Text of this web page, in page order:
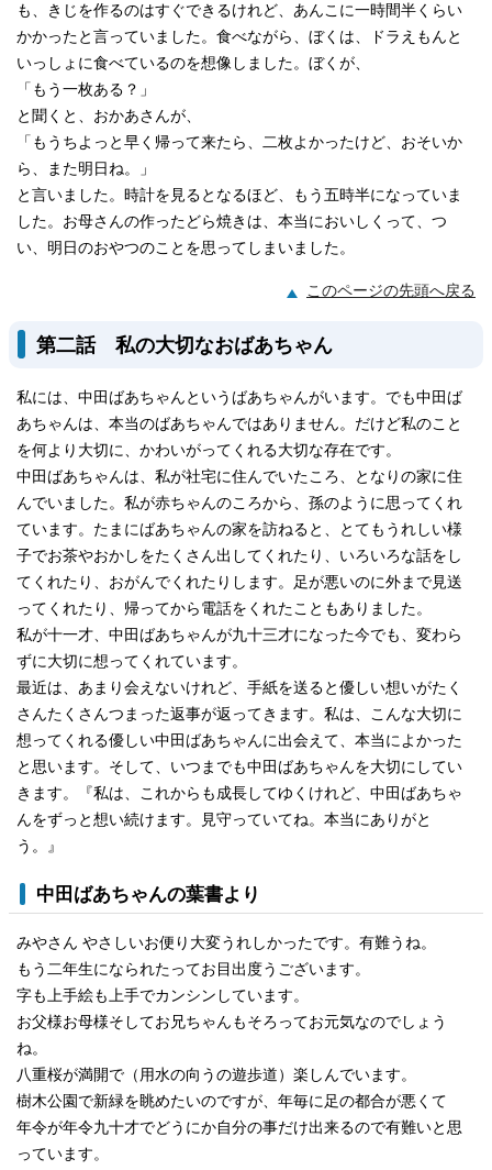
も、きじを作るのはすぐできるけれど、あんこに一時間半くらい
かかったと言っていました。食べながら、ぼくは、ドラえもんと
いっしょに食べているのを想像しました。ぼくが、
「もう一枚ある？」
と聞くと、おかあさんが、
「もうちよっと早く帰って来たら、二枚よかったけど、おそいか
ら、また明日ね。」
と言いました。時計を見るとなるほど、もう五時半になっていま
した。お母さんの作ったどら焼きは、本当においしくって、つ
い、明日のおやつのことを思ってしまいました。
このページの先頭へ戻る
第二話 私の大切なおばあちゃん
私には、中田ばあちゃんというばあちゃんがいます。でも中田ば
あちゃんは、本当のばあちゃんではありません。だけど私のこと
を何より大切に、かわいがってくれる大切な存在です。
中田ばあちゃんは、私が社宅に住んでいたころ、となりの家に住
んでいました。私が赤ちゃんのころから、孫のように思ってくれ
ています。たまにばあちゃんの家を訪ねると、とてもうれしい様
子でお茶やおかしをたくさん出してくれたり、いろいろな話をし
てくれたり、おがんでくれたりします。足が悪いのに外まで見送
ってくれたり、帰ってから電話をくれたこともありました。
私が十一才、中田ばあちゃんが九十三才になった今でも、変わら
ずに大切に想ってくれています。
最近は、あまり会えないけれど、手紙を送ると優しい想いがたく
さんたくさんつまった返事が返ってきます。私は、こんな大切に
想ってくれる優しい中田ばあちゃんに出会えて、本当によかった
と思います。そして、いつまでも中田ばあちゃんを大切にしてい
きます。『私は、これからも成長してゆくけれど、中田ばあちゃ
んをずっと想い続けます。見守っていてね。本当にありがと
う。』
中田ばあちゃんの葉書より
みやさん やさしいお便り大変うれしかったです。有難うね。
もう二年生になられたってお目出度うございます。
字も上手絵も上手でカンシンしています。
お父様お母様そしてお兄ちゃんもそろってお元気なのでしょう
ね。
八重桜が満開で（用水の向うの遊歩道）楽しんでいます。
樹木公園で新緑を眺めたいのですが、年毎に足の都合が悪くて
年令が年令九十才でどうにか自分の事だけ出来るので有難いと思
っています。